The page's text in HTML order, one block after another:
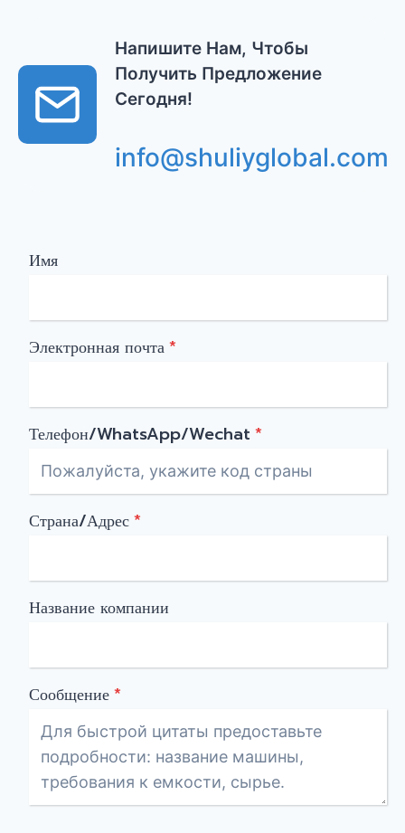
Напишите Нам, Чтобы
Получить Предложение
Сегодня!
info@shuliyglobal.com
Имя
Электронная почта*
Телефон/WhatsApp/Wechat *
Страна/Адрес*
Название компании
Сообщение*